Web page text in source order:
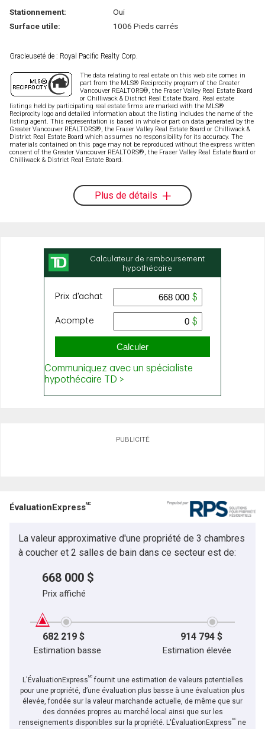
Stationnement:
Oui
Surface utile:
1006 Pieds carrés
Gracieuseté de : Royal Pacific Realty Corp.
The data relating to real estate on this web site comes in
part from the MLS® Reciprocity program of the Greater
Vancouver REALTORS®, the Fraser Valley Real Estate Board
or Chilliwack & District Real Estate Board. Real estate
listings held by participating real estate firms are marked with the MLS®
Reciprocity logo and detailed information about the listing includes the name of the
listing agent. This representation is based in whole or part on data generated by the
Greater Vancouver REALTORS®, the Fraser Valley Real Estate Board or Chilliwack &
District Real Estate Board which assumes no responsibility for its accuracy. The
materials contained on this page may not be reproduced without the express written
consent of the Greater Vancouver REALTORS®, the Fraser Valley Real Estate Board or
Chilliwack & District Real Estate Board.
Plus de détails
PUBLICITÉ
ÉvaluationExpressMC
La valeur approximative d'une propriété de 3 chambres
à coucher et 2 salles de bain dans ce secteur est de:
668 000 $
Prix affiché
682 219 $ 914 794 $
Estimation basse Estimation élevée
L'ÉvaluationExpressMCfournit une estimation de valeurs potentielles
pour une propriété, d’une évaluation plus basse à une évaluation plus
élevée, fondée sur la valeur marchande actuelle, de même que sur
des données propres au marché local ainsi que sur les
renseignements disponibles sur la propriété. L'ÉvaluationExpressMC ne